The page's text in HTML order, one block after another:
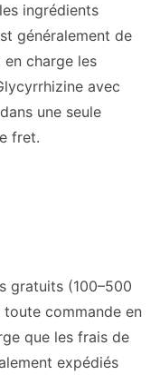
ingrédients
généralement de
charge les
avec
une seule
fret.
gratuits (100–500
commande en
que les frais de
expédiés